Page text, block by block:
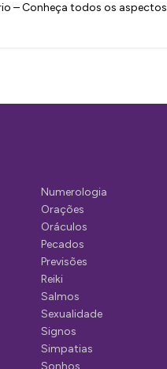
– Conheça todos os aspectos
Numerologia
Orações
Oráculos
Pecados
Previsões
Reiki
Salmos
Sexualidade
Signos
Simpatias
Sonhos